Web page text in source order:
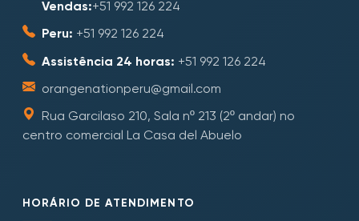
Vendas:+51 992 126 224
Peru: +51 992 126 224
Assistência 24 horas: +51 992 126 224
orangenationperu@gmail.com
Rua Garcilaso 210, Sala nº 213 (2º andar) no
centro comercial La Casa del Abuelo
HORÁRIO DE ATENDIMENTO